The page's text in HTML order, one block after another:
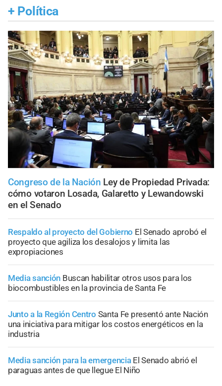
+ Política
Congreso de la Nación Ley de Propiedad Privada:
cómo votaron Losada, Galaretto y Lewandowski
en el Senado
Respaldo al proyecto del Gobierno El Senado aprobó el
proyecto que agiliza los desalojos y limita las
expropiaciones
Media sanción Buscan habilitar otros usos para los
biocombustibles en la provincia de Santa Fe
Junto a la Región Centro Santa Fe presentó ante Nación
una iniciativa para mitigar los costos energéticos en la
industria
Media sanción para la emergencia El Senado abrió el
paraguas antes de que llegue El Niño